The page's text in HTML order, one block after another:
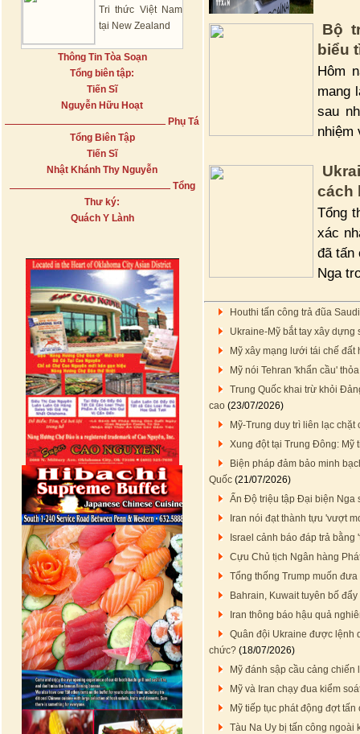
Tri thức Việt Nam
tại New Zealand
Thông Tin Tòa Soạn
Tổng biên tập:
Tiến Sĩ
Nguyễn Hữu Hoạt
Phụ Tá
Tổng Biên Tập
Tiến Sĩ
Nhật Khánh Thy Nguyễn
Tổng
Thư ký:
Quách Y Lành
Bộ
biểu
Hôm
mang
sau
nhiệm
cách
Tổng
xác
đã tấn
Nga
Houthi tấn công trả đũa
Ukraine-Mỹ bắt tay xây
Mỹ xây mạng lưới tái chế
Mỹ nói Tehran 'khẩn cầu'
Trung Quốc khai trừ khỏi
cao (23/07/2026)
Mỹ-Trung duy trì liên lạc
Xung đột tại Trung Đông: Mỹ
Biện pháp đảm bảo minh
Quốc (21/07/2026)
Ấn Độ triệu tập Đại biện Nga
Iran nói đạt thành tựu 'vượt
Israel cảnh báo đáp trả
Cựu Chủ tịch Ngân hàng
Tổng thống Trump muốn
Bahrain, Kuwait tuyên bố
Iran thông báo hậu quả
Quân đội Ukraine được lệnh
chức? (18/07/2026)
Mỹ đánh sập cầu cảng
Mỹ và Iran chạy đua kiểm
Mỹ tiếp tục phát động đợt
Tàu Na Uy bị tấn công ngoài